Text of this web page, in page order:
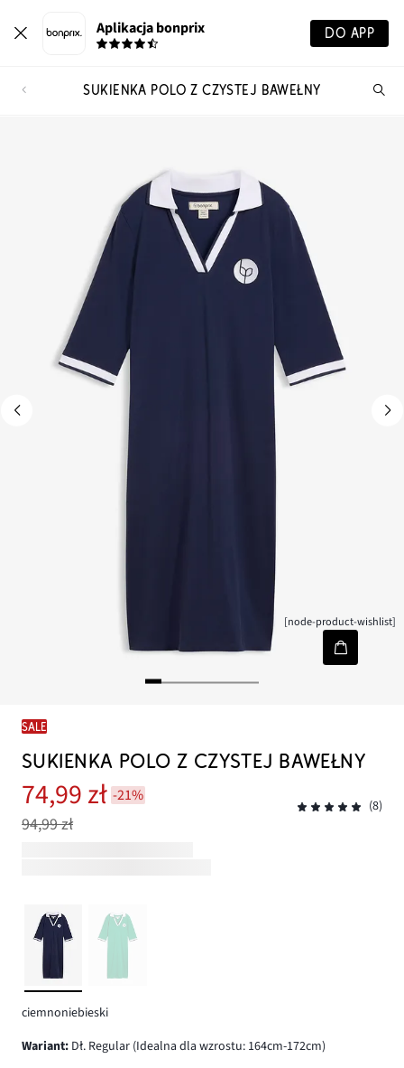
Aplikacja bonprix DO APP
SUKIENKA POLO Z CZYSTEJ BAWEŁNY
[node-product-wishlist]
SALE
SUKIENKA POLO Z CZYSTEJ BAWEŁNY
74,99 zł -21%
94,99 zł
(8)
ciemnoniebieski
wariant: Dł. Regular (Idealna dla wzrostu: 164cm-172cm)